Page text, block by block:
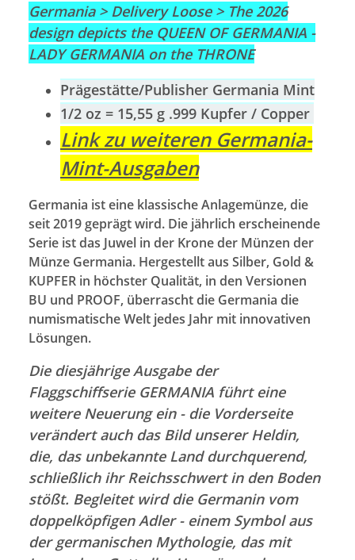
Germania > Delivery Loose > The 2026
design depicts the QUEEN OF GERMANIA -
LADY GERMANIA on the THRONE
Prägestätte/Publisher Germania Mint
1/2 oz = 15,55 g .999 Kupfer / Copper
Link zu weiteren Germania-
Mint-Ausgaben
Germania ist eine klassische Anlagemünze, die
seit 2019 geprägt wird. Die jährlich erscheinende
Serie ist das Juwel in der Krone der Münzen der
Münze Germania. Hergestellt aus Silber, Gold &
KUPFER in höchster Qualität, in den Versionen
BU und PROOF, überrascht die Germania die
numismatische Welt jedes Jahr mit innovativen
Lösungen.
Die diesjährige Ausgabe der
Flaggschiffserie GERMANIA führt eine
weitere Neuerung ein - die Vorderseite
verändert auch das Bild unserer Heldin,
die, das unbekannte Land durchquerend,
schließlich ihr Reichsschwert in den Boden
stößt. Begleitet wird die Germanin vom
doppelköpfigen Adler - einem Symbol aus
der germanischen Mythologie, das mit